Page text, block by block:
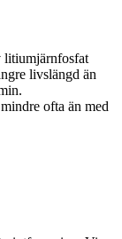
litiumjärnfosfat
livslängd än
ofta än med